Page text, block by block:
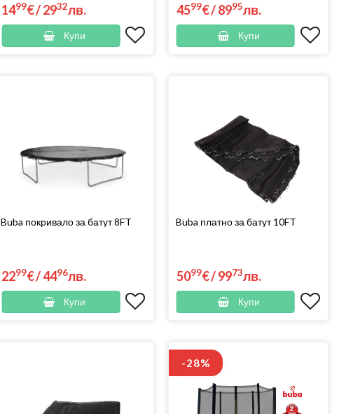
1499€/2932лв.
Купи
4599€/8995лв.
Купи
Buba покривало за батут 8FT
2299€/4496лв.
Купи
Buba платно за батут 10FT
5099€/9973лв.
Купи
-28%